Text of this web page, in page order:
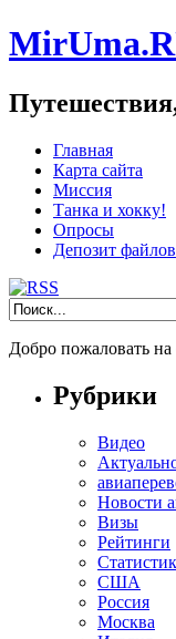
Главная
Карта сайта
Миссия
Танка и хокку!
Опросы
Депозит файлов
Добро пожаловать
Рубрики
Видео
Новости
Визы
Рейтинги
США
Россия
Москва